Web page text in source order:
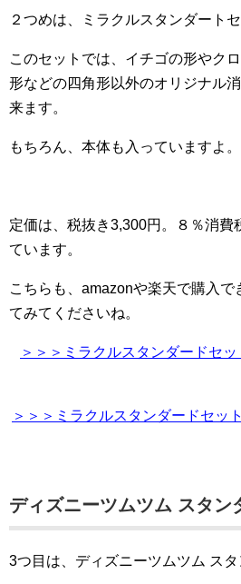
２つめは、ミラクルスタンダートセ
このセットでは、イチゴの形やク
形などの四角形以外のオリジナル
来ます。
もちろん、本体も入っていますよ。
定価は、税抜き3,300円。８％消費
ています。
こちらも、amazonや楽天で購入で
てみてくださいね。
＞＞＞ミラクルスタンダードセ
＞＞＞ミラクルスタンダードセッ
ディズニーツムツム スタン
3つ目は、ディズニーツムツム スタ